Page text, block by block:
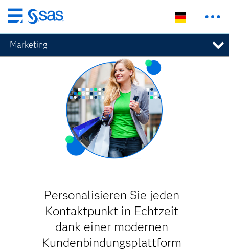
Zurück
zum
Hauptinhalt
Marketing
Personalisieren Sie jeden
Kontaktpunkt in Echtzeit
dank einer modernen
Kundenbindungsplattform